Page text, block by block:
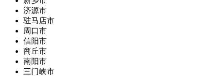
济源市
驻马店市
周口市
信阳市
商丘市
南阳市
三门峡市